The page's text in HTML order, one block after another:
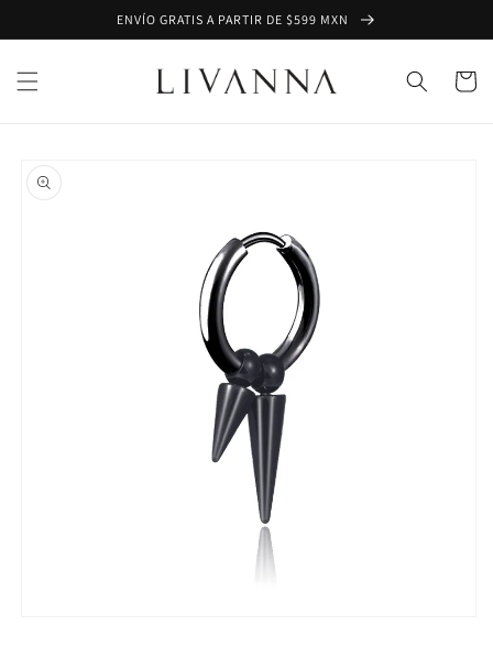
directamente
al contenido
ENVÍO GRATIS A PARTIR DE $599 MXN
Carrito
a la
información